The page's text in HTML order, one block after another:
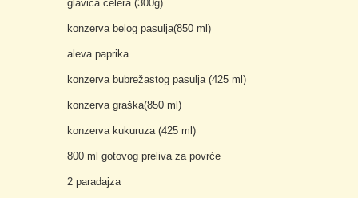
glavica celera (300g)
konzerva belog pasulja(850 ml)
aleva paprika
konzerva bubrežastog pasulja (425 ml)
konzerva graška(850 ml)
konzerva kukuruza (425 ml)
800 ml gotovog preliva za povrće
2 paradajza